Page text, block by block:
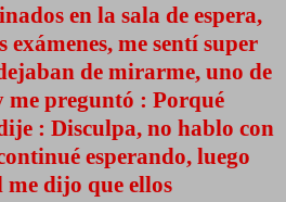
en la sala de espera,
exámenes, me sentí super
de mirarme, uno de
me preguntó : Porqué
: Disculpa, no hablo con
esperando, luego
dijo que ellos